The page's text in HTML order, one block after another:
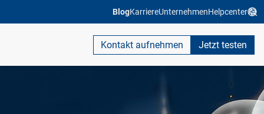
BlogKarriereUnternehmenHelpcenter
Kontakt aufnehmen Jetzt testen